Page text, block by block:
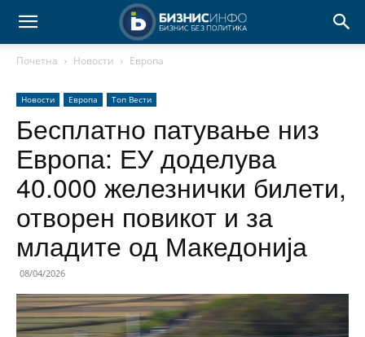
Почетна Новости Европа
Новости Европа Топ Вести
Бесплатно патување низ
Европа: ЕУ доделува
40.000 железнички билети,
отворен повикот и за
младите од Македонија
08/04/2026